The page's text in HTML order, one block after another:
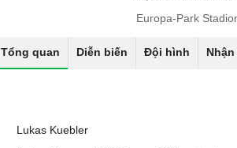
Europa-Park
Tổng quan Diễn biến Đội hình
Lukas Kuebler